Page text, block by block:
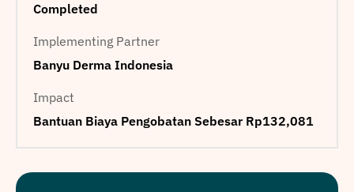
Completed
Implementing Partner
Banyu Derma Indonesia
Impact
Bantuan Biaya Pengobatan Sebesar Rp132,081